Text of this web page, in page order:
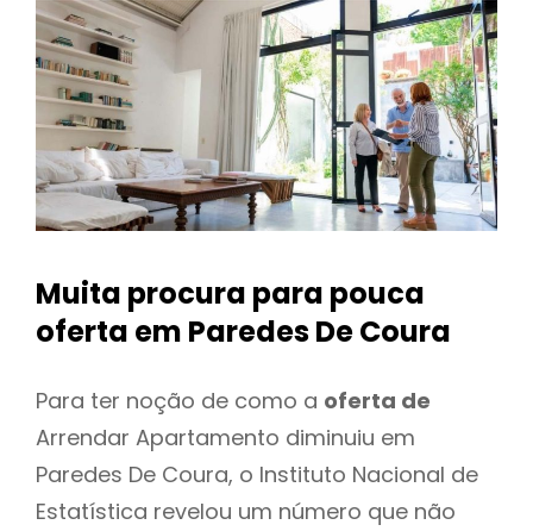
Muita procura para pouca
oferta em Paredes De Coura
Para ter noção de como a oferta de
Arrendar Apartamento diminuiu em
Paredes De Coura, o Instituto Nacional de
Estatística revelou um número que não